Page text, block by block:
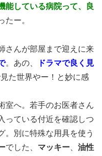
能している病院って、良
たー。
さんが部屋まで迎えに来
。あの、
ドラマで良く見
た世界やー！と妙に感
室へ。若手のお医者さん
っている付近を確認しつ
。別に特殊な用具を使う
でした、 マッキー
油性